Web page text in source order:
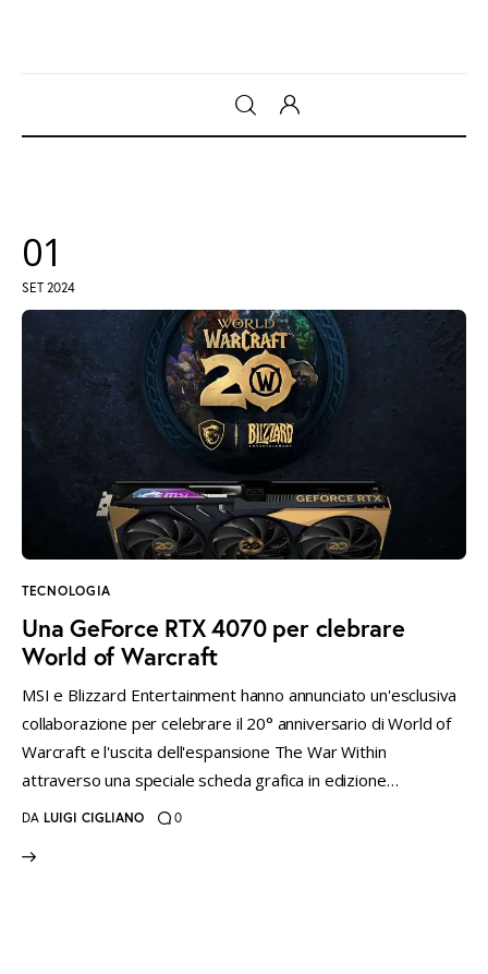
Intrattenimento
Web Log
instagramm
threadstwitter-
x
rss
01
SET 2024
TECNOLOGIA
Una GeForce RTX 4070 per clebrare
World of Warcraft
MSI e Blizzard Entertainment hanno annunciato un'esclusiva
collaborazione per celebrare il 20° anniversario di World of
Warcraft e l'uscita dell'espansione The War Within
attraverso una speciale scheda grafica in edizione…
DA LUIGI CIGLIANO 0